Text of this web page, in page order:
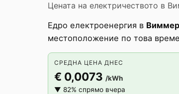
Цената на електричеството в
Едро електроенергия в
местоположение по това
СРЕДНА ЦЕНА ДНЕС
€ 0,0073 /kWh
▼ 82% спрямо вчера